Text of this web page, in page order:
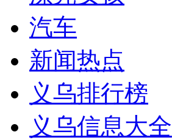
汽车
新闻热点
义乌排行榜
义乌信息大全